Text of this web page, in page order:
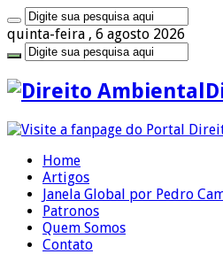
quinta-feira , 6 agosto 2026
Home
Artigos
Janela Global por Pedro
Patronos
Quem Somos
Contato